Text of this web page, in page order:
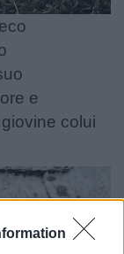
e
colui